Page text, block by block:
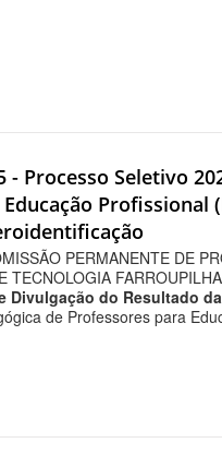
- Processo Seletivo
Profissional
PERMANENTE DE
TECNOLOGIA
Divulgação do Resultado d
de Professores para